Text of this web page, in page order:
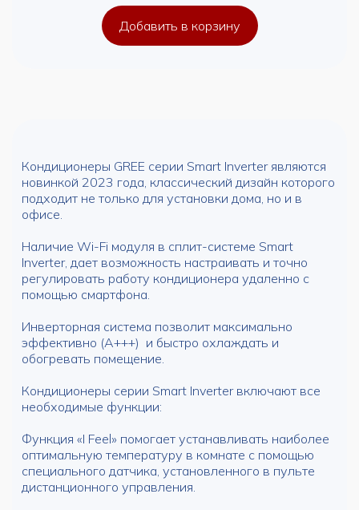
Добавить в корзину
Кондиционеры GREE серии Smart Inverter являются
новинкой 2023 года, классический дизайн которого
подходит не только для установки дома, но и в
офисе.
Наличие Wi-Fi модуля в сплит-системе Smart
Inverter, дает возможность настраивать и точно
регулировать работу кондиционера удаленно с
помощью смартфона.
Инверторная система позволит максимально
эффективно (А+++) и быстро охлаждать и
обогревать помещение.
Кондиционеры серии Smart Inverter включают все
необходимые функции:
Функция «I Feel» помогает устанавливать наиболее
оптимальную температуру в комнате с помощью
специального датчика, установленного в пульте
дистанционного управления.